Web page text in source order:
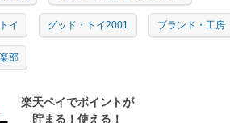
イ グッド・トイ2001 ブランド・工房
部